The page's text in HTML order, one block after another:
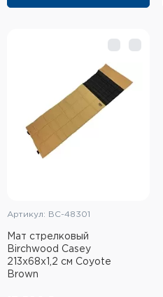
Артикул: BC-48301
Мат стрелковый
Birchwood Casey
213х68х1,2 см Coyote
Brown